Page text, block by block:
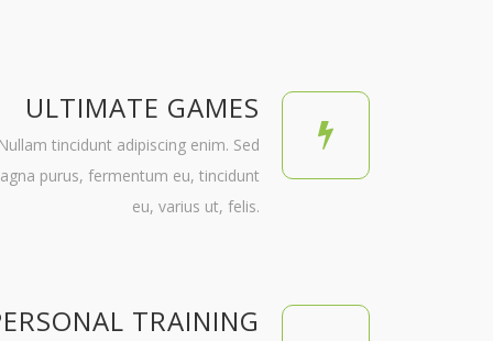
ULTIMATE GAMES
tincidunt adipiscing enim. Sed
purus, fermentum eu, tincidunt
eu, varius ut, felis.
TRAINING